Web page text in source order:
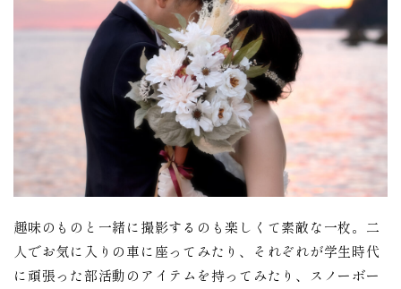
趣味のものと一緒に撮影するのも楽しくて素敵な一枚。二
人でお気に入りの車に座ってみたり、それぞれが学生時代
に頑張った部活動のアイテムを持ってみたり、スノーボー